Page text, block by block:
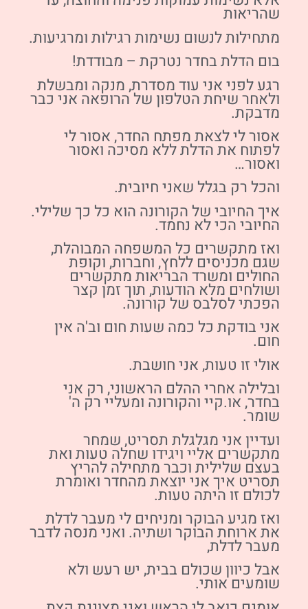
שהריאות
מתחילות לנשום נשימות רגילות ומרגיעות.
בום הדלת בחדר נטרקת – מבודדת!
רגע לפני אני עוד מסדרת, מנקה ומבשלת
ולאחר שיחת הטלפון של הרופאה אני כבר
מדבקת.
אסור לי לצאת מפתח החדר, אסור לי
לפתוח את הדלת ללא מסיכה ואסור
ואסור…
והכל רק בגלל שאני חיובית.
איך החיובי של הקורונה הוא כל כך שלילי.
החיובי הכי לא נחמד.
ואז מתקשרים כל המשפחה המבוהלת,
שגם מכניסים ללחץ, וחברות, וקופת
החולים ומשרד הבריאות מתקשרים
ושולחים מלא הודעות, תוך זמן קצר
הפכתי לסלבס של קורונה.
אני בודקת כל כמה שעות חום וב'ה אין
חום.
אולי זו טעות, אני חושבת.
ובלילה אחרי ההלם הראשוני, רק אני
בחדר, או.קיי והקורונה ומעליי רק ה'
שומר.
ועדיין אני מגלגלת תסריט, שמחר
מתקשרים אליי ויגידו שחלה טעות ואת
בעצם שלילית וכבר מתחילה להריץ
תסריט איך אני יוצאת מהחדר ואומרת
לכולם זו היתה טעות.
ואז מגיע הבוקר ומניחים לי מעבר לדלת
את ארוחת הבוקר ושתיה. ואני מנסה לדבר
מעבר לדלת,
אבל כיוון שכולם בבית, יש רעש ולא
שומעים אותי.